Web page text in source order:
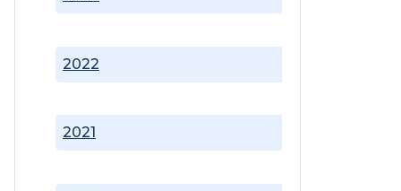
2021
2022